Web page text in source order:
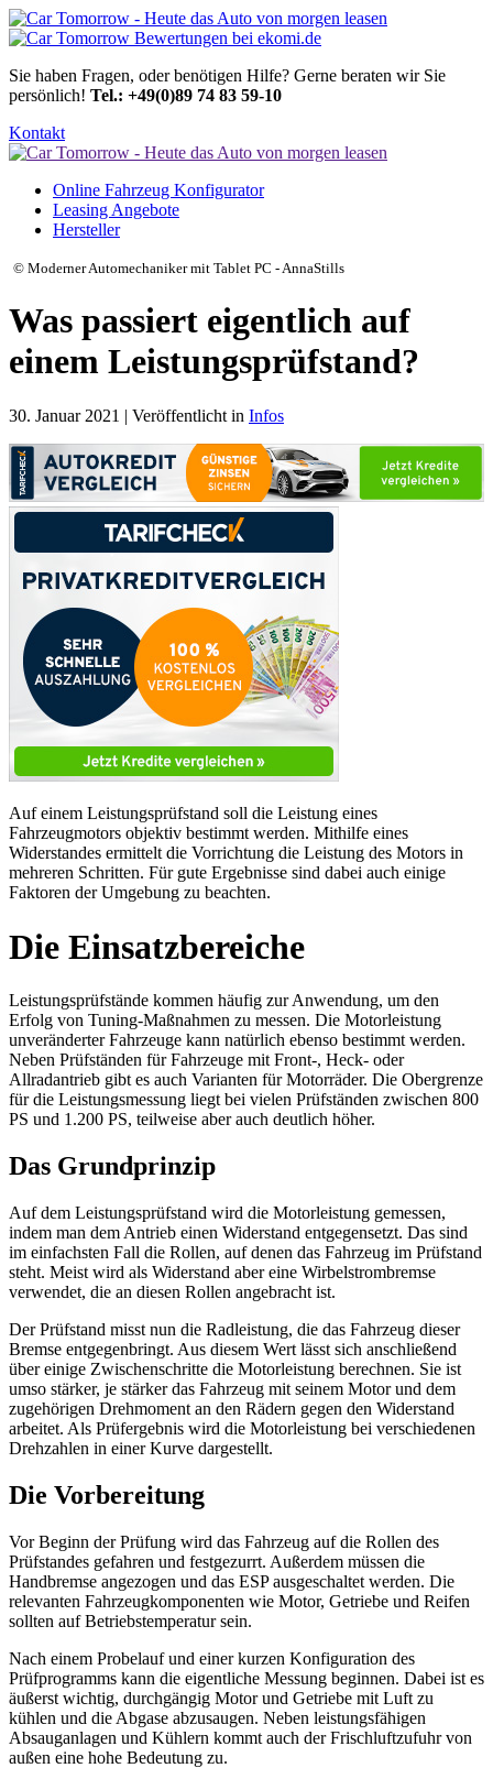
Sie haben Fragen, oder benötigen Hilfe? Gerne beraten wir Sie
persönlich! Tel.: +49(0)89 74 83 59-10
Kontakt
Online Fahrzeug Konfigurator
Leasing Angebote
Hersteller
© Moderner Automechaniker mit Tablet PC - AnnaStills
Was passiert eigentlich auf
einem Leistungsprüfstand?
30. Januar 2021 | Veröffentlicht in Infos
Auf einem Leistungsprüfstand soll die Leistung eines
Fahrzeugmotors objektiv bestimmt werden. Mithilfe eines
Widerstandes ermittelt die Vorrichtung die Leistung des Motors in
mehreren Schritten. Für gute Ergebnisse sind dabei auch einige
Faktoren der Umgebung zu beachten.
Die Einsatzbereiche
Leistungsprüfstände kommen häufig zur Anwendung, um den
Erfolg von Tuning-Maßnahmen zu messen. Die Motorleistung
unveränderter Fahrzeuge kann natürlich ebenso bestimmt werden.
Neben Prüfständen für Fahrzeuge mit Front-, Heck- oder
Allradantrieb gibt es auch Varianten für Motorräder. Die Obergrenze
für die Leistungsmessung liegt bei vielen Prüfständen zwischen 800
PS und 1.200 PS, teilweise aber auch deutlich höher.
Das Grundprinzip
Auf dem Leistungsprüfstand wird die Motorleistung gemessen,
indem man dem Antrieb einen Widerstand entgegensetzt. Das sind
im einfachsten Fall die Rollen, auf denen das Fahrzeug im Prüfstand
steht. Meist wird als Widerstand aber eine Wirbelstrombremse
verwendet, die an diesen Rollen angebracht ist.
Der Prüfstand misst nun die Radleistung, die das Fahrzeug dieser
Bremse entgegenbringt. Aus diesem Wert lässt sich anschließend
über einige Zwischenschritte die Motorleistung berechnen. Sie ist
umso stärker, je stärker das Fahrzeug mit seinem Motor und dem
zugehörigen Drehmoment an den Rädern gegen den Widerstand
arbeitet. Als Prüfergebnis wird die Motorleistung bei verschiedenen
Drehzahlen in einer Kurve dargestellt.
Die Vorbereitung
Vor Beginn der Prüfung wird das Fahrzeug auf die Rollen des
Prüfstandes gefahren und festgezurrt. Außerdem müssen die
Handbremse angezogen und das ESPausgeschaltet werden. Die
relevanten Fahrzeugkomponenten wie Motor, Getriebe und Reifen
sollten auf Betriebstemperatur sein.
Nach einem Probelauf und einer kurzen Konfiguration des
Prüfprogramms kann die eigentliche Messung beginnen. Dabei ist es
äußerst wichtig, durchgängig Motor und Getriebe mit Luft zu
kühlen und die Abgase abzusaugen. Neben leistungsfähigen
Absauganlagen und Kühlern kommt auch der Frischluftzufuhr von
außen eine hohe Bedeutung zu.